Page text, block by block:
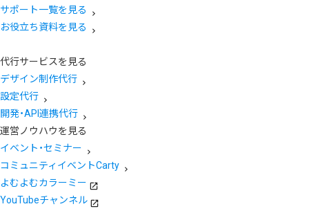
サポート一覧を見る
お役立ち資料を見る
代行サービスを見る
デザイン制作代行
設定代行
開発・API連携代行
運営ノウハウを見る
イベント・セミナー
コミュニティイベントCarty
よむよむカラーミー
YouTubeチャンネル